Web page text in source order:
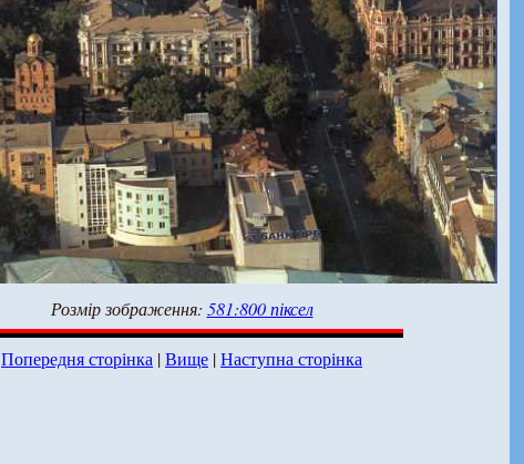
Розмір зображення: 581:800 піксел
Попередня сторінка |Вище |Наступна сторінка